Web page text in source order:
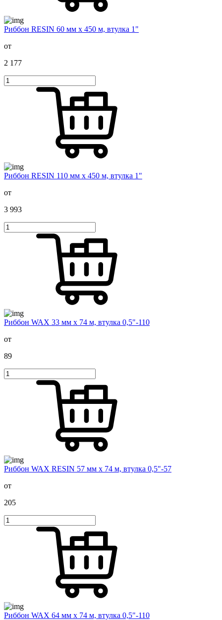
Риббон RESIN 60 мм х 450 м, втулка 1"
от
2 177
Риббон RESIN 110 мм х 450 м, втулка 1"
от
3 993
Риббон WAX 33 мм х 74 м, втулка 0,5"-110
от
89
Риббон WAX RESIN 57 мм х 74 м, втулка 0,5"-57
от
205
Риббон WAX 64 мм х 74 м, втулка 0,5"-110